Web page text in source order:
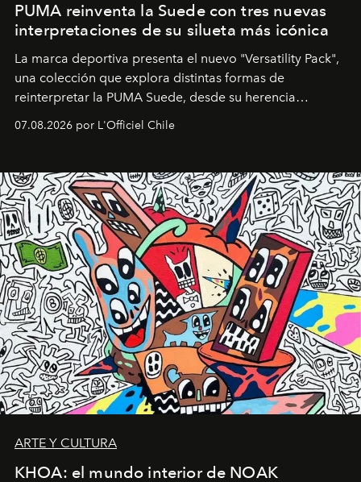
PUMA reinventa la Suede con tres nuevas
interpretaciones de su silueta más icónica
La marca deportiva presenta el nuevo "Versatility Pack",
una colección que explora distintas formas de
reinterpretar la PUMA Suede, desde su herencia
deportiva hasta una mirada moderna inspirada en el
diseño y el universo outdoor.
07.08.2026 por L'Officiel Chile
ARTE Y CULTURA
KHOA: el mundo interior de NOAK